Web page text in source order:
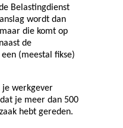
Belastingdienst
wordt dan
die komt op
de
(meestal fikse)
je werkgever
je meer dan 500
hebt gereden.